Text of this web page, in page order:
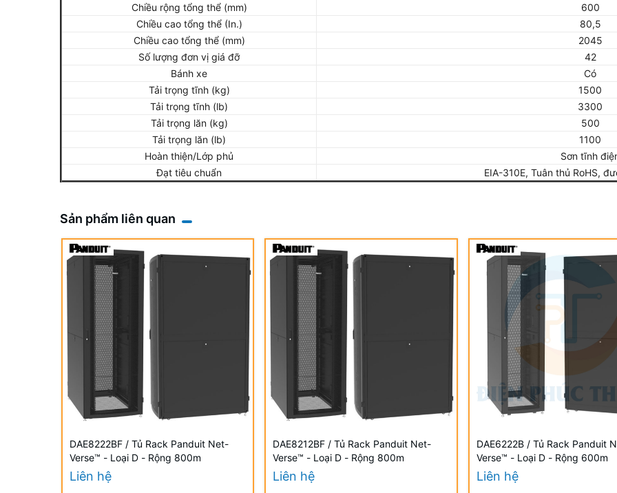
Chiều rộng tổng thể (mm)
600
Chiều cao tổng thể (In.)
80,5
Chiều cao tổng thể (mm)
2045
Số lượng đơn vị giá đỡ
42
Bánh xe
Có
Tải trọng tĩnh (kg)
1500
Tải trọng tĩnh (lb)
3300
Tải trọng lăn (kg)
500
Tải trọng lăn (lb)
1100
Hoàn thiện/Lớp phủ
Sơn tĩnh
Đạt tiêu chuẩn
EIA-310E, Tuân thủ RoHS,
Sản phẩm liên quan
DAE8222BF / Tủ Rack Panduit Net-
Verse™ - Loại D - Rộng 800m
Liên hệ
DAE8212BF / Tủ Rack Panduit Net-
Verse™ - Loại D - Rộng 800m
Liên hệ
DAE6222B / Tủ Rack Panduit
Verse™ - Loại D - Rộng 600m
Liên hệ